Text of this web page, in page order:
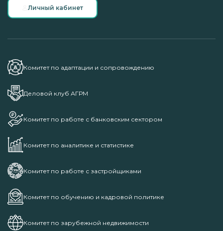
Личный кабинет
Комитет по адаптации и сопровождению
Деловой клуб АГРМ
Комитет по работе с банковским сектором
Комитет по аналитике и статистике
Комитет по работе с застройщиками
Комитет по обучению и кадровой политике
Комитет по зарубежной недвижимости